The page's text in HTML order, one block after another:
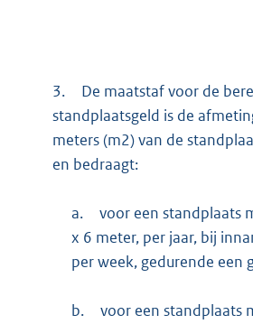
3.
De maatstaf voor de
standplaatsgeld is de
meters (m2) van de
en bedraagt:
a.
voor een standplaats
x 6 meter, per jaar, bij
per week, gedurende een
b.
voor een standplaats